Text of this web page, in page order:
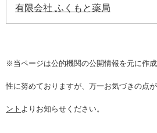
有限会社 ふくもと薬局
※当ページは公的機関の公開情報を元に作
性に努めておりますが、万一お気づきの点
ント よりお知らせください。